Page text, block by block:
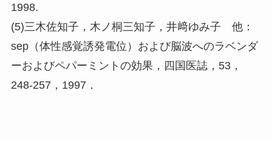
1998.
(5)三木佐知子，木ノ桐三知子，井﨑ゆみ子 他：
sep（体性感覚誘発電位）および脳波へのラベンダ
ーおよびペパーミントの効果，四国医誌，53，
248-257，1997．